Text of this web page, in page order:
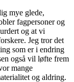
mye glede,
fagpersoner og
og at vi
Jeg tror det
som er i endring
også vil løfte frem
mange
og aldring.